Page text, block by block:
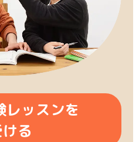
レッスンを
る